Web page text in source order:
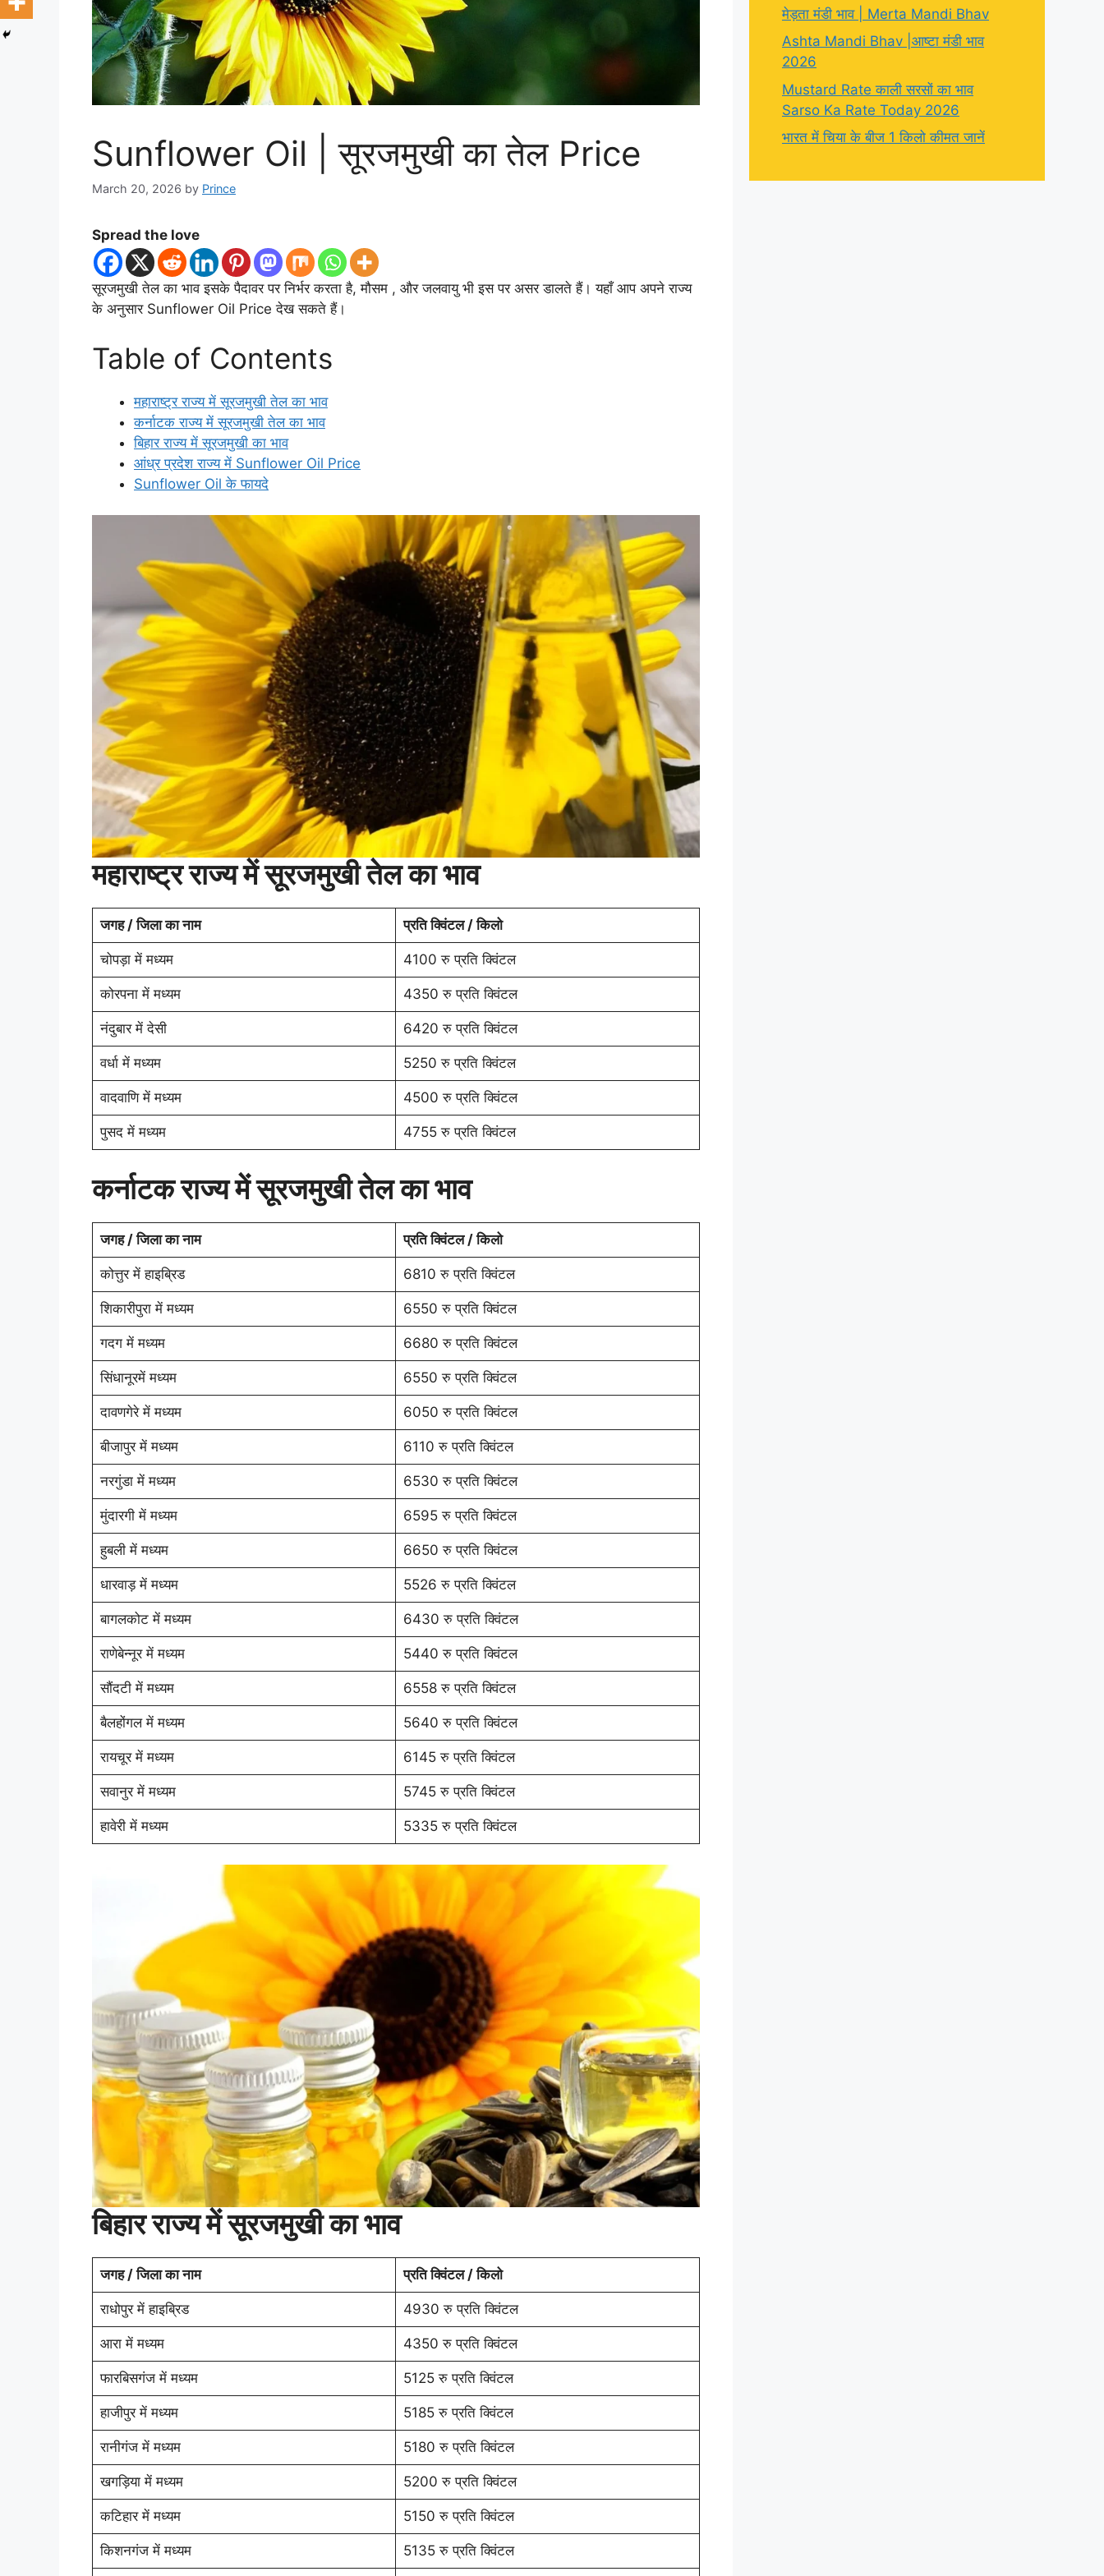
Sunflower Oil | सूरजमुखी का तेल Price
March 20, 2026 by Prince
Spread the love
सूरजमुखी तेल का भाव इसके पैदावर पर निर्भर करता है, मौसम , और जलवायु भी इस पर असर डालते हैं। यहाँ आप अपने राज्य
के अनुसार Sunflower Oil Price देख सकते हैं।
Table of Contents
महाराष्ट्र राज्य में सूरजमुखी तेल का भाव
कर्नाटक राज्य में सूरजमुखी तेल का भाव
बिहार राज्य में सूरजमुखी का भाव
आंध्र प्रदेश राज्य में Sunflower Oil Price
Sunflower Oil के फायदे
महाराष्ट्र राज्य में सूरजमुखी तेल का भाव
जगह / जिला का नाम प्रति क्विंटल / किलो
चोपड़ा में मध्यम 4100 रु प्रति क्विंटल
कोरपना में मध्यम 4350 रु प्रति क्विंटल
नंदुबार में देसी 6420 रु प्रति क्विंटल
वर्धा में मध्यम 5250 रु प्रति क्विंटल
वादवाणि में मध्यम 4500 रु प्रति क्विंटल
पुसद में मध्यम 4755 रु प्रति क्विंटल
कर्नाटक राज्य में सूरजमुखी तेल का भाव
जगह / जिला का नाम प्रति क्विंटल / किलो
कोत्तुर में हाइब्रिड 6810 रु प्रति क्विंटल
शिकारीपुरा में मध्यम 6550 रु प्रति क्विंटल
गदग में मध्यम 6680 रु प्रति क्विंटल
सिंधानूरमें मध्यम 6550 रु प्रति क्विंटल
दावणगेरे में मध्यम 6050 रु प्रति क्विंटल
बीजापुर में मध्यम 6110 रु प्रति क्विंटल
नरगुंडा में मध्यम 6530 रु प्रति क्विंटल
मुंदारगी में मध्यम 6595 रु प्रति क्विंटल
हुबली में मध्यम 6650 रु प्रति क्विंटल
धारवाड़ में मध्यम 5526 रु प्रति क्विंटल
बागलकोट में मध्यम 6430 रु प्रति क्विंटल
राणेबेन्नूर में मध्यम 5440 रु प्रति क्विंटल
सौंदटी में मध्यम 6558 रु प्रति क्विंटल
बैलहोंगल में मध्यम 5640 रु प्रति क्विंटल
रायचूर में मध्यम 6145 रु प्रति क्विंटल
सवानुर में मध्यम 5745 रु प्रति क्विंटल
हावेरी में मध्यम 5335 रु प्रति क्विंटल
बिहार राज्य में सूरजमुखी का भाव
जगह / जिला का नाम प्रति क्विंटल / किलो
राधोपुर में हाइब्रिड 4930 रु प्रति क्विंटल
आरा में मध्यम 4350 रु प्रति क्विंटल
फारबिसगंज में मध्यम 5125 रु प्रति क्विंटल
हाजीपुर में मध्यम 5185 रु प्रति क्विंटल
रानीगंज में मध्यम 5180 रु प्रति क्विंटल
खगड़िया में मध्यम 5200 रु प्रति क्विंटल
कटिहार में मध्यम 5150 रु प्रति क्विंटल
किशनगंज में मध्यम 5135 रु प्रति क्विंटल
मेड़ता मंडी भाव | Merta Mandi Bhav
Ashta Mandi Bhav |आष्टा मंडी भाव
2026
Mustard Rate काली सरसों का भाव
Sarso Ka Rate Today 2026
भारत में चिया के बीज 1 किलो कीमत जानें